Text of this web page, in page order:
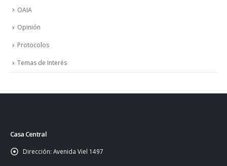
OAIA
Opinión
Protocolos
Temas de Interés
Casa Central
Dirección: Avenida Viel 1497